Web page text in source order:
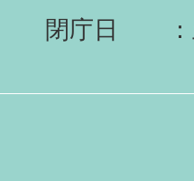
閉庁日